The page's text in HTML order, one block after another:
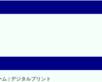
| デジタルプリント